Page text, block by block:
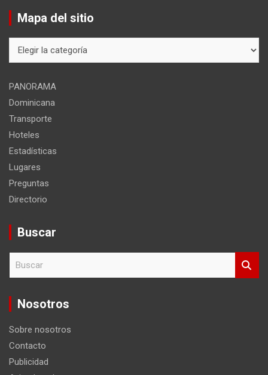
Mapa del sitio
del
PANORAMA
Dominicana
Transporte
Hoteles
Estadísticas
Lugares
Preguntas
Directorio
Buscar
c
Nosotros
Sobre nosotros
Contacto
Publicidad